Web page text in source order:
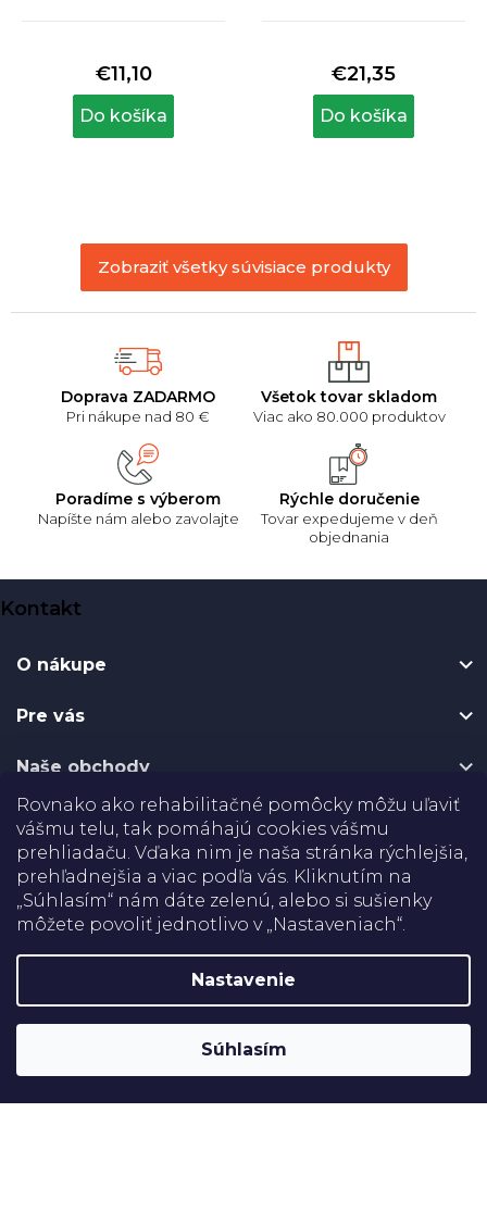
Rovnako ako rehabilitačné pomôcky môžu uľaviť
vášmu telu, tak pomáhajú cookies vášmu
prehliadaču. Vďaka nim je naša stránka rýchlejšia,
prehľadnejšia a viac podľa vás. Kliknutím na
„Súhlasím“ nám dáte zelenú, alebo si sušienky
môžete povoliť jednotlivo v „Nastaveniach“.
Nastavenie
Súhlasím
Doprava ZADARMO
Pri nákupe nad 80 €
Všetok tovar skladom
Viac ako 80.000 produktov
Poradíme s výberom
Napíšte nám alebo zavolajte
Rýchle doručenie
Tovar expedujeme v deň
objednania
produktu
5,0
€11,10
Do košíka
produktu
4,0
€21,35
Do košíka
Zobraziť všetky súvisiace produkty
á
Kontakt
O nákupe
Pre vás
Naše obchody
Certifikáty
Doprava
Platba
Rehabilitačné pomôcky
Upraviť nastavenie cookies